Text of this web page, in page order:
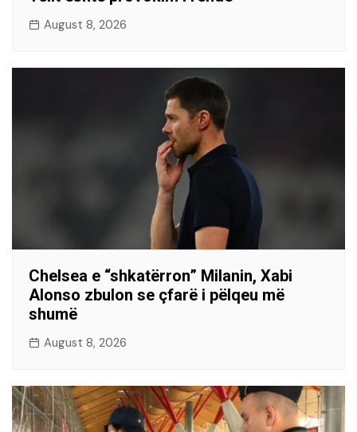
August 8, 2026
Chelsea e “shkatërron” Milanin, Xabi
Alonso zbulon se çfarë i pëlqeu më
shumë
August 8, 2026